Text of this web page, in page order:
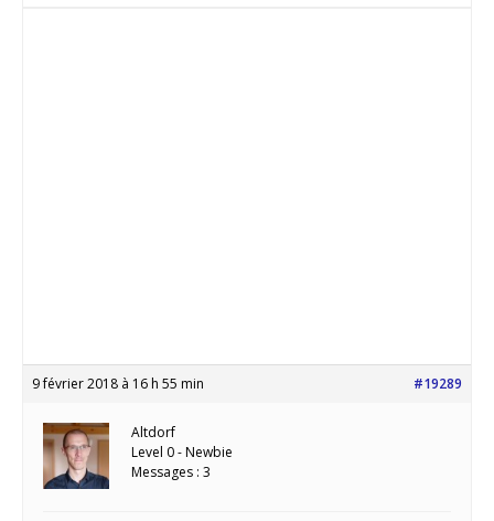
9 février 2018 à 16 h 55 min #19289
Altdorf
Level 0 - Newbie
Messages : 3